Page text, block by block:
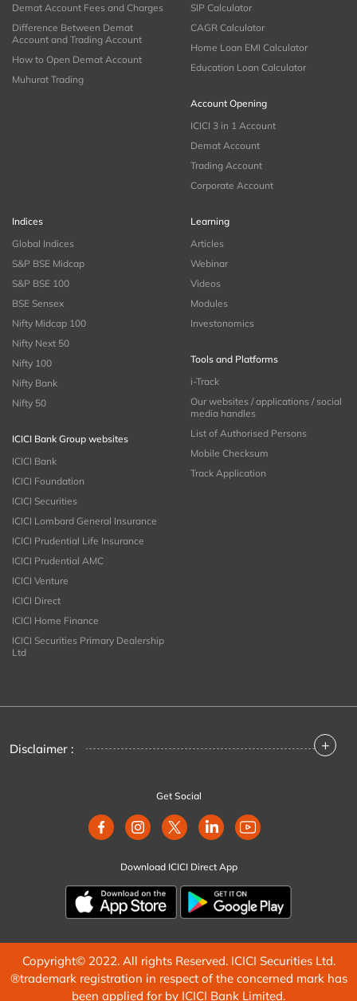
Demat Account Fees and Charges
Difference Between Demat
Account and Trading Account
How to Open Demat Account
Muhurat Trading
SIP Calculator
CAGR Calculator
Home Loan EMI Calculator
Education Loan Calculator
Account Opening
ICICI 3 in 1 Account
Demat Account
Trading Account
Corporate Account
Indices
Global Indices
S&P BSE Midcap
S&P BSE 100
BSE Sensex
Nifty Midcap 100
Nifty Next 50
Nifty 100
Nifty Bank
Nifty 50
ICICI Bank Group websites
ICICI Bank
ICICI Foundation
ICICI Securities
ICICI Lombard General Insurance
ICICI Prudential Life Insurance
ICICI Prudential AMC
ICICI Venture
ICICI Direct
ICICI Home Finance
ICICI Securities Primary Dealership
Ltd
Learning
Articles
Webinar
Videos
Modules
Investonomics
Tools and Platforms
i-Track
Our websites / applications / social
media handles
List of Authorised Persons
Mobile Checksum
Track Application
Disclaimer : +
Get Social
Download ICICI Direct App
Copyright© 2022. All rights Reserved. ICICI Securities Ltd.
®trademark registration in respect of the concerned mark has
been applied for by ICICI Bank Limited.